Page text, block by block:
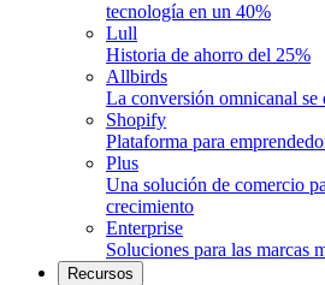
tecnología en un 40%
Lull
Historia de ahorro del 25%
Allbirds
La conversión omnicanal se
Shopify
Plataforma para
Plus
Una solución de comercio
crecimiento
Enterprise
Soluciones para las marcas
Recursos